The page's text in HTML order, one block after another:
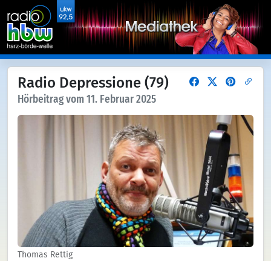
Radio Depressione (79)
Hörbeitrag vom 11. Februar 2025
Thomas Rettig